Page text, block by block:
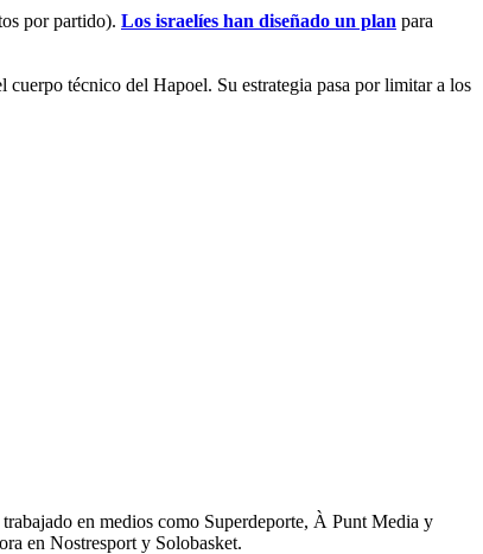
por partido). Los israelíes han diseñado un plan para
técnico del Hapoel. Su estrategia pasa por limitar a los
en medios como Superdeporte, À Punt Media y
en Nostresport y Solobasket.